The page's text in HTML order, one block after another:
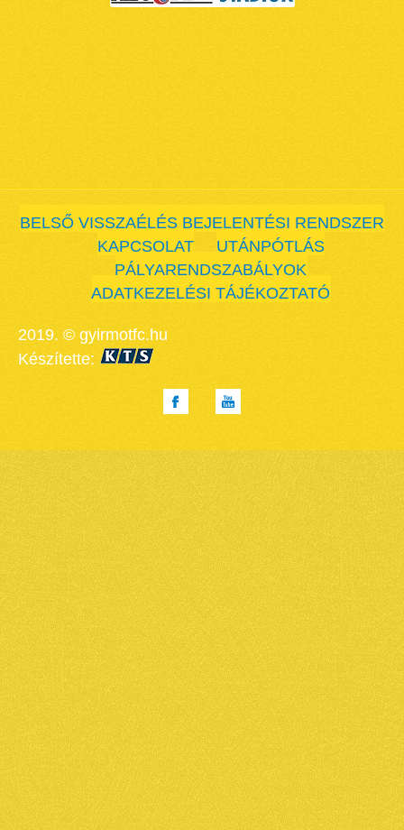
BELSŐ VISSZAÉLÉS BEJELENTÉSI RENDSZER
KAPCSOLAT
UTÁNPÓTLÁS
PÁLYARENDSZABÁLYOK
ADATKEZELÉSI TÁJÉKOZTATÓ
2019. © gyirmotfc.hu
Készítette: